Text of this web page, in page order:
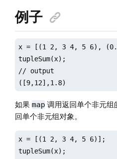
例子
x = [(1 2, 3 4, 5 6),
tupleSum(x);
// output
([9,12],1.8)
如果 map 调用返回单个非元组
回单个非元组对象。
x = [(1 2, 3 4, 5 6)];
tupleSum(x);